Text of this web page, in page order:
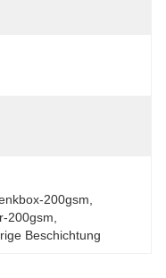
200gsm
200gsm
Beschichtung